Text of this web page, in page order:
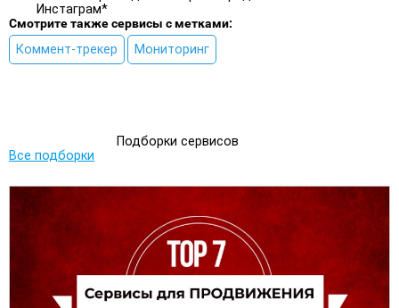
Инстаграм*
Смотрите также сервисы с метками:
Коммент-трекер
Мониторинг
Подборки сервисов
Все подборки